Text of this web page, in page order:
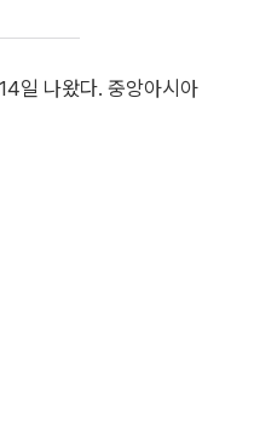
일 나왔다. 중앙아시아